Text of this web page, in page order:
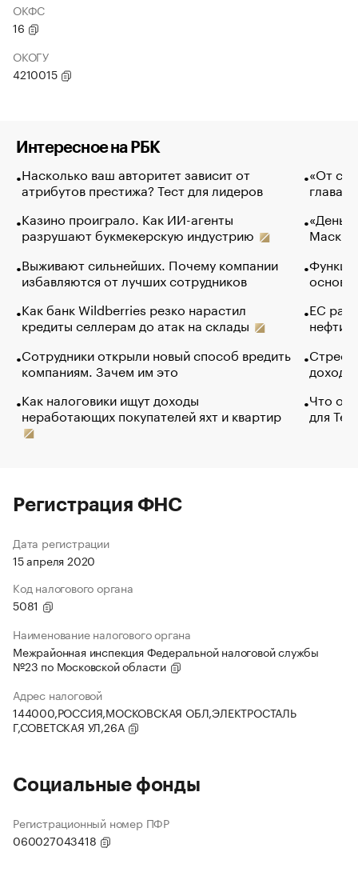
ОКФС
16
ОКОГУ
4210015
Интересное на РБК
Насколько ваш авторитет зависит от
атрибутов престижа? Тест для лидеров
Казино проиграло. Как ИИ-агенты
разрушают букмекерскую индустрию
Выживают сильнейших. Почему компании
избавляются от лучших сотрудников
Как банк Wildberries резко нарастил
кредиты селлерам до атак на склады
Сотрудники открыли новый способ вредить
компаниям. Зачем им это
Как налоговики ищут доходы
неработающих покупателей яхт и квартир
«От
глава
Маск в
основ
ЕС
нефти
Что
для
Регистрация ФНС
Дата регистрации
15 апреля 2020
Код налогового органа
5081
Наименование налогового органа
Межрайонная инспекция Федеральной налоговой службы
№23 по Московской области
Адрес налоговой
144000,РОССИЯ,МОСКОВСКАЯ ОБЛ,ЭЛЕКТРОСТАЛЬ
Г,СОВЕТСКАЯ УЛ,26А
Социальные фонды
Регистрационный номер ПФР
060027043418